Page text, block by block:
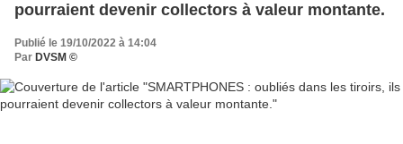
pourraient devenir collectors à valeur montante.
Publié le 19/10/2022 à 14:04
Par DVSM ©